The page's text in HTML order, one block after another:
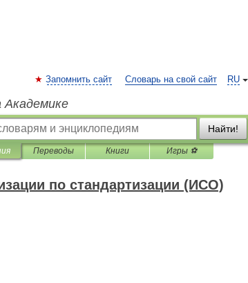
RU
Запомнить сайт Словарь на свой сайт
Академике
Найти!
Переводы Книги Игры ⚽
по стандартизации (ИСО)